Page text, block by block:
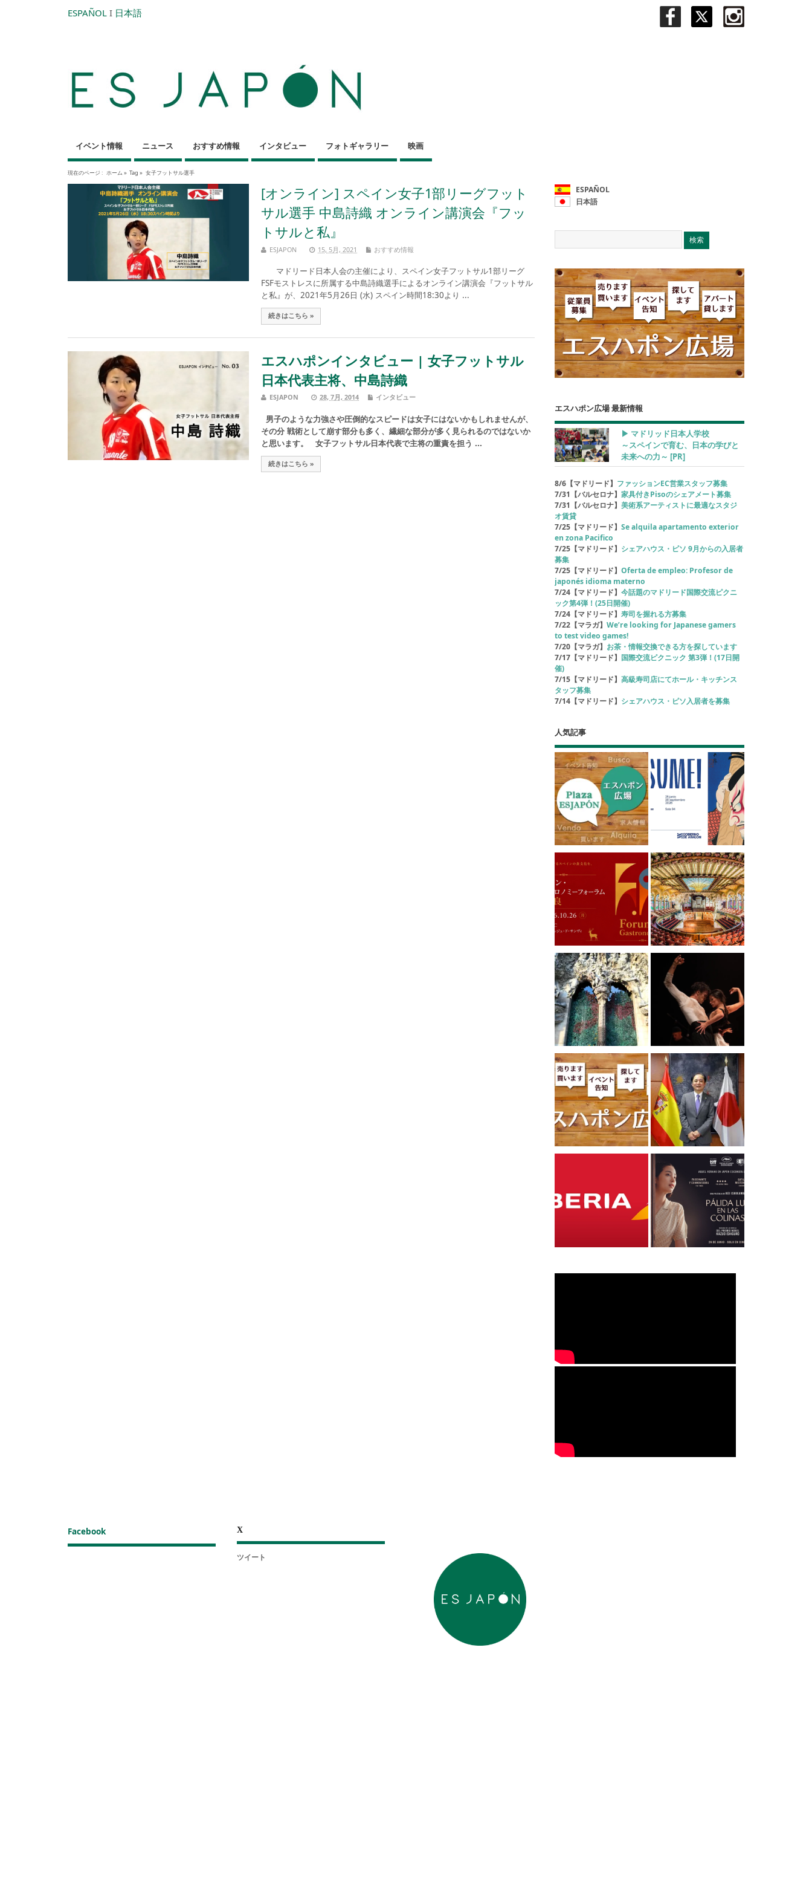
ESPAÑOL I 日本語
イベント情報 ニュース おすすめ情報 インタビュー フォトギャラリー 映画
現在のページ : ホーム » Tag » 女子フットサル選手
[オンライン] スペイン女子1部リーグフット
サル選手 中島詩織 オンライン講演会『フッ
トサルと私』
ESJAPON 15, 5月, 2021 おすすめ情報
マドリード日本人会の主催により、スペイン女子フットサル1部リーグ
FSFモストレスに所属する中島詩織選手によるオンライン講演会『フットサル
と私』が、2021年5月26日 (水) スペイン時間18:30より ...
続きはこちら »
エスハポンインタビュー | 女子フットサル
日本代表主将、中島詩織
ESJAPON 28, 7月, 2014 インタビュー
男子のような力強さや圧倒的なスピードは女子にはないかもしれませんが、
その分 戦術として崩す部分も多く、繊細な部分が多く見られるのではないか
と思います。 女子フットサル日本代表で主将の重責を担う ...
続きはこちら »
ESPAÑOL
日本語
エスハポン広場 最新情報
▶︎ マドリッド日本人学校
～スペインで育む、日本の学びと
未来への力～ [PR]
8/6【マドリード】 ファッションEC営業スタッフ募集
7/31【バルセロナ】家具付きPisoのシェアメート募集
7/31【バルセロナ】美術系アーティストに最適なスタジ
オ賃貸
7/25【マドリード】Se alquila apartamento exterior
en zona Pacifico
7/25【マドリード】 シェアハウス・ピソ 9月からの入居者
募集
7/25【マドリード】Oferta de empleo: Profesor de
japonés idioma materno
7/24【マドリード】今話題のマドリード国際交流ピクニ
ック第4弾！(25日開催)
7/24【マドリード】寿司を握れる方募集
7/22【マラガ】We’re looking for Japanese gamers
to test video games!
7/20【マラガ】 お茶・情報交換できる方を探しています
7/17【マドリード】 国際交流ピクニック 第3弾！(17日開
催)
7/15【マドリード】高級寿司店にてホール・キッチンス
タッフ募集
7/14【マドリード】 シェアハウス・ピソ入居者を募集
人気記事
Facebook X
ツイート